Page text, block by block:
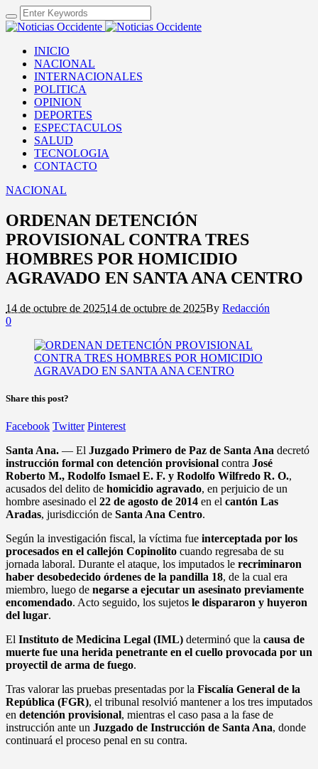
INICIO
NACIONAL
INTERNACIONALES
POLITICA
OPINION
DEPORTES
ESPECTACULOS
SALUD
TECNOLOGIA
CONTACTO
NACIONAL
ORDENAN DETENCIÓN
PROVISIONAL CONTRA TRES
HOMBRES POR HOMICIDIO
AGRAVADO EN SANTA ANA CENTRO
14 de octubre de 202514 de octubre de 2025By Redacción
0
Share this post?
Facebook Twitter Pinterest
Santa Ana. — El Juzgado Primero de Paz de Santa Ana decretó
instrucción formal con detención provisional contra José
Roberto M., Rodolfo Ismael E. F. y Rodolfo Wilfredo R. O.,
acusados del delito de homicidio agravado, en perjuicio de un
hombre asesinado el 22 de agosto de 2014 en el cantón Las
Aradas, jurisdicción de Santa Ana Centro.
Según la investigación fiscal, la víctima fue interceptada por los
procesados en el callejón Copinolito cuando regresaba de su
jornada laboral. Durante el ataque, los imputados le recriminaron
haber desobedecido órdenes de la pandilla 18, de la cual era
miembro, luego de negarse a ejecutar un asesinato previamente
encomendado. Acto seguido, los sujetos le dispararon y huyeron
del lugar.
El Instituto de Medicina Legal (IML) determinó que la causa de
muerte fue una herida penetrante en el cuello provocada por un
proyectil de arma de fuego.
Tras valorar las pruebas presentadas por la Fiscalía General de la
República (FGR), el tribunal resolvió mantener a los tres imputados
en detención provisional, mientras el caso pasa a la fase de
instrucción ante un Juzgado de Instrucción de Santa Ana, donde
continuará el proceso penal en su contra.